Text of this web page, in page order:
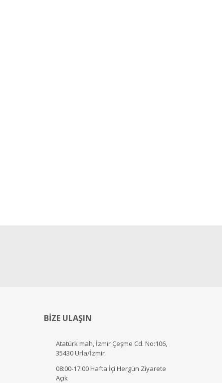
BİZE ULAŞIN
Atatürk mah, İzmir Çeşme Cd. No:106,
35430 Urla/İzmir
08:00-17:00 Hafta İçi Hergün Ziyarete
Açık